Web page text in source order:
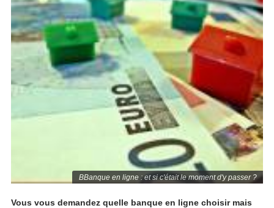
BBanque en ligne : et si c'était le moment d'y passer ?
Vous vous demandez quelle banque en ligne choisir mais